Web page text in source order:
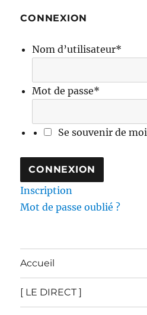
CONNEXION
Nom d’utilisateur*
Mot de passe*
Se souvenir de moi
Inscription
Mot de passe oublié ?
Accueil
[ LE DIRECT ]